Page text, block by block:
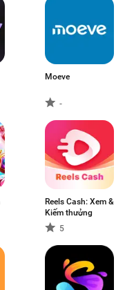
Moeve
-
Reels Cash: Xem &
Kiếm thưởng
5